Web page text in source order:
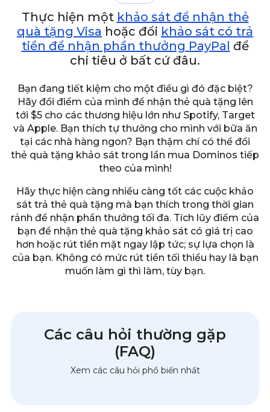
Thực hiện một khảo sát để nhận thẻ
quà tặng Visa hoặc đổi khảo sát có trả
tiền để nhận phần thưởng PayPal để
chi tiêu ở bất cứ đâu.
Bạn đang tiết kiệm cho một điều gì đó đặc biệt?
Hãy đổi điểm của mình để nhận thẻ quà tặng lên
tới $5 cho các thương hiệu lớn như Spotify, Target
và Apple. Bạn thích tự thưởng cho mình với bữa ăn
tại các nhà hàng ngon? Bạn thậm chí có thể đổi
thẻ quà tặng khảo sát trong lần mua Dominos tiếp
theo của mình!
Hãy thực hiện càng nhiều càng tốt các cuộc khảo
sát trả thẻ quà tặng mà bạn thích trong thời gian
rảnh để nhận phần thưởng tối đa. Tích lũy điểm của
bạn để nhận thẻ quà tặng khảo sát có giá trị cao
hơn hoặc rút tiền mặt ngay lập tức; sự lựa chọn là
của bạn. Không có mức rút tiền tối thiểu hay là bạn
muốn làm gì thì làm, tùy bạn.
Các câu hỏi thường gặp
(FAQ)
Xem các câu hỏi phổ biến nhất